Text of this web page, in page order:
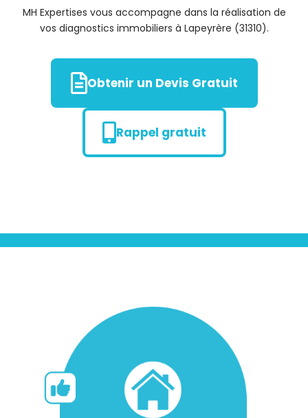
MH Expertises vous accompagne dans la réalisation de
vos diagnostics immobiliers à Lapeyrère (31310).
Obtenir un Devis Gratuit
Rappel gratuit